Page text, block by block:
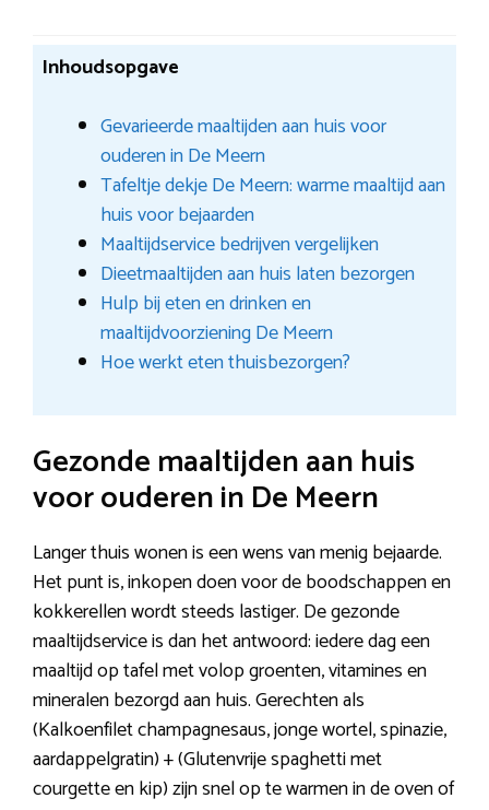
Inhoudsopgave
Gevarieerde maaltijden aan huis voor
ouderen in De Meern
Tafeltje dekje De Meern: warme maaltijd aan
huis voor bejaarden
Maaltijdservice bedrijven vergelijken
Dieetmaaltijden aan huis laten bezorgen
Hulp bij eten en drinken en
maaltijdvoorziening De Meern
Hoe werkt eten thuisbezorgen?
Gezonde maaltijden aan huis
voor ouderen in De Meern
Langer thuis wonen is een wens van menig bejaarde.
Het punt is, inkopen doen voor de boodschappen en
kokkerellen wordt steeds lastiger. De gezonde
maaltijdservice is dan het antwoord: iedere dag een
maaltijd op tafel met volop groenten, vitamines en
mineralen bezorgd aan huis. Gerechten als
(Kalkoenfilet champagnesaus, jonge wortel, spinazie,
aardappelgratin) + (Glutenvrije spaghetti met
courgette en kip) zijn snel op te warmen in de oven of